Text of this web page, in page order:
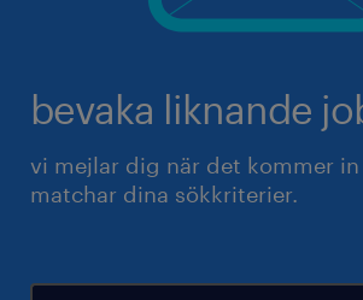
bevaka liknande
vi mejlar dig när det kommer
matchar dina sökkriterier.